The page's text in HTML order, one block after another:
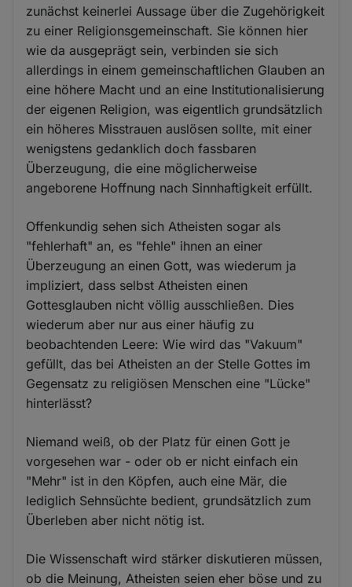
zunächst keinerlei Aussage über die Zugehörigkeit
zu einer Religionsgemeinschaft. Sie können hier
wie da ausgeprägt sein, verbinden sie sich
allerdings in einem gemeinschaftlichen Glauben an
eine höhere Macht und an eine Institutionalisierung
der eigenen Religion, was eigentlich grundsätzlich
ein höheres Misstrauen auslösen sollte, mit einer
wenigstens gedanklich doch fassbaren
Überzeugung, die eine möglicherweise
angeborene Hoffnung nach Sinnhaftigkeit erfüllt.
Offenkundig sehen sich Atheisten sogar als
"fehlerhaft" an, es "fehle" ihnen an einer
Überzeugung an einen Gott, was wiederum ja
impliziert, dass selbst Atheisten einen
Gottesglauben nicht völlig ausschließen. Dies
wiederum aber nur aus einer häufig zu
beobachtenden Leere: Wie wird das "Vakuum"
gefüllt, das bei Atheisten an der Stelle Gottes im
Gegensatz zu religiösen Menschen eine "Lücke"
hinterlässt?
Niemand weiß, ob der Platz für einen Gott je
vorgesehen war - oder ob er nicht einfach ein
"Mehr" ist in den Köpfen, auch eine Mär, die
lediglich Sehnsüchte bedient, grundsätzlich zum
Überleben aber nicht nötig ist.
Die Wissenschaft wird stärker diskutieren müssen,
ob die Meinung, Atheisten seien eher böse und zu